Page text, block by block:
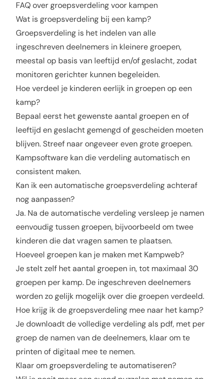
FAQ over groepsverdeling voor kampen
Wat is groepsverdeling bij een kamp?
Groepsverdeling is het indelen van alle
ingeschreven deelnemers in kleinere groepen,
meestal op basis van leeftijd en/of geslacht, zodat
monitoren gerichter kunnen begeleiden.
Hoe verdeel je kinderen eerlijk in groepen op een
kamp?
Bepaal eerst het gewenste aantal groepen en of
leeftijd en geslacht gemengd of gescheiden moeten
blijven. Streef naar ongeveer even grote groepen.
Kampsoftware kan die verdeling automatisch en
consistent maken.
Kan ik een automatische groepsverdeling achteraf
nog aanpassen?
Ja. Na de automatische verdeling versleep je namen
eenvoudig tussen groepen, bijvoorbeeld om twee
kinderen die dat vragen samen te plaatsen.
Hoeveel groepen kan je maken met Kampweb?
Je stelt zelf het aantal groepen in, tot maximaal 30
groepen per kamp. De ingeschreven deelnemers
worden zo gelijk mogelijk over die groepen verdeeld.
Hoe krijg ik de groepsverdeling mee naar het kamp?
Je downloadt de volledige verdeling als pdf, met per
groep de namen van de deelnemers, klaar om te
printen of digitaal mee te nemen.
Klaar om groepsverdeling te automatiseren?